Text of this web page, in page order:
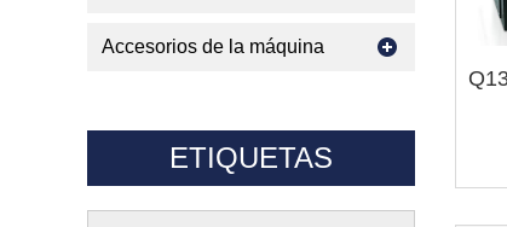
Accesorios de la máquina
ETIQUETAS